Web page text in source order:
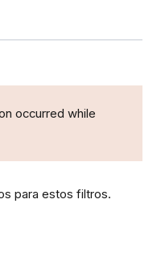
occurred while
para estos filtros.